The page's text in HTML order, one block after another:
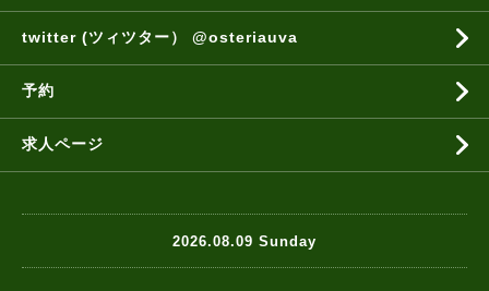
twitter (ツィツター） @osteriauva
予約
求人ページ
2026.08.09 Sunday